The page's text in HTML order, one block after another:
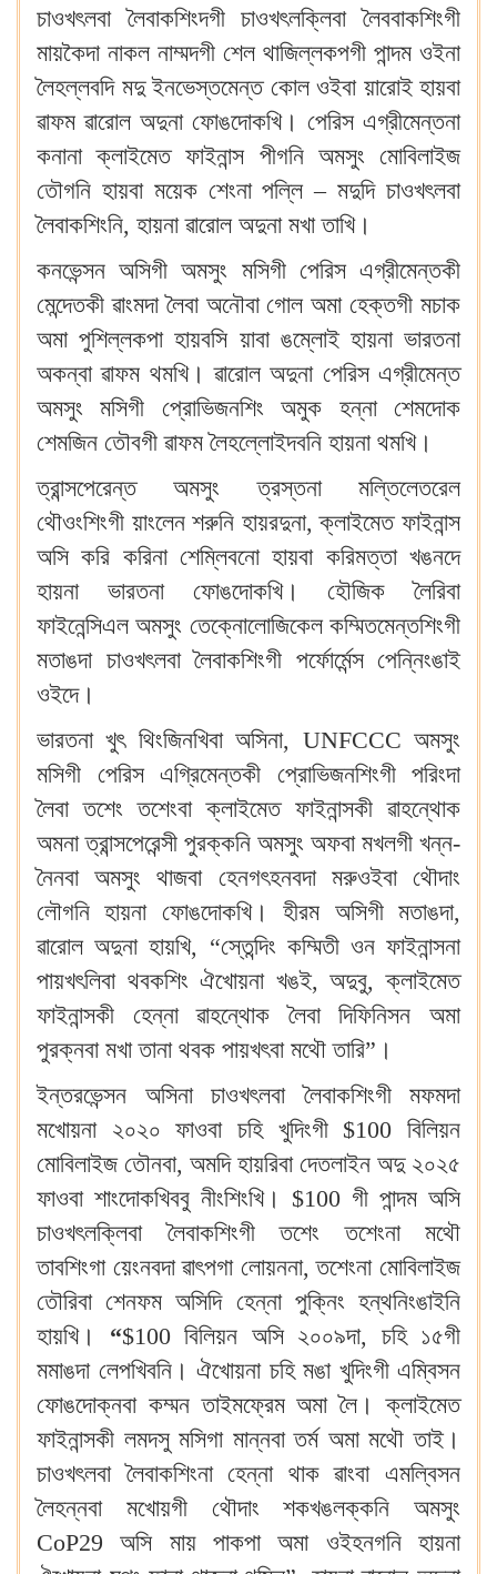
চাওখৎলবা লৈবাকশিংদগী চাওখৎলক্লিবা লৈববাকশিংগী
মায়কৈদা নাকল নাম্মদগী শেল থাজিল্লকপগী পান্দম ওইনা
লৈহল্লবদি মদু ইনভেস্তমেন্ত কোল ওইবা য়ারোই হায়বা
ৱাফম ৱারোল অদুনা ফোঙদোকখি‍। পেরিস এগ্রীমেন্তনা
কনানা ক্লাইমেত ফাইনান্স পীগনি অমসুং মোবিলাইজ
তৌগনি হায়বা ময়েক শেংনা পল্লি – মদুদি চাওখৎলবা
লৈবাকশিংনি, হায়না ৱারোল অদুনা মখা তাখি‍।
কনভেন্সন অসিগী অমসুং মসিগী পেরিস এগ্রীমেন্তকী
মেন্দেতকী ৱাংমদা লৈবা অনৌবা গোল অমা হেক্তগী মচাক
অমা পুশিল্লকপা হায়বসি য়াবা ঙম্লোই হায়না ভারতনা
অকন্বা ৱাফম থমখি‍। ৱারোল অদুনা পেরিস এগ্রীমেন্ত
অমসুং মসিগী প্রোভিজনশিং অমুক হন্না শেমদোক
শেমজিন তৌবগী ৱাফম লৈহল্লোইদবনি হায়না থমখি‍।
ত্রান্সপেরেন্ত অমসুং ত্রস্তনা মল্তিলেতরেল
থৌওংশিংগী য়াংলেন শরুনি হায়রদুনা, ক্লাইমেত ফাইনান্স
অসি করি করিনা শেম্লিবনো হায়বা করিমত্তা খঙনদে
হায়না ভারতনা ফোঙদোকখি‍। হৌজিক লৈরিবা
ফাইনেন্সিএল অমসুং তেক্নোলোজিকেল কম্মিতমেন্তশিংগী
মতাঙদা চাওখৎলবা লৈবাকশিংগী পর্ফোর্মেন্স পেন্নিংঙাই
ওইদে‍।
ভারতনা খুৎ থিংজিনখিবা অসিনা, UNFCCC অমসুং
মসিগী পেরিস এগ্রিমেন্তকী প্রোভিজনশিংগী পরিংদা
লৈবা তশেং তশেংবা ক্লাইমেত ফাইনান্সকী ৱাহন্থোক
অমনা ত্রান্সপেরেন্সী পুরক্কনি অমসুং অফবা মখলগী খন্ন-
নৈনবা অমসুং থাজবা হেনগৎহনবদা মরুওইবা থৌদাং
লৌগনি হায়না ফোঙদোকখি‍। হীরম অসিগী মতাঙদা,
ৱারোল অদুনা হায়খি, “স্তেন্দিং কম্মিতী ওন ফাইনান্সনা
পায়খৎলিবা থবকশিং ঐখোয়না খঙই, অদুবু, ক্লাইমেত
ফাইনান্সকী হেন্না ৱাহন্থোক লৈবা দিফিনিসন অমা
পুরক্নবা মখা তানা থবক পায়খৎবা মথৌ তারি”‍।
ইন্তরভেন্সন অসিনা চাওখৎলবা লৈবাকশিংগী মফমদা
মখোয়না ২০২০ ফাওবা চহি খুদিংগী $100 বিলিয়ন
মোবিলাইজ তৌনবা, অমদি হায়রিবা দেতলাইন অদু ২০২৫
ফাওবা শাংদোকখিববু নীংশিংখি‍। $100 গী পান্দম অসি
চাওখৎলক্লিবা লৈবাকশিংগী তশেং তশেংনা মথৌ
তাবশিংগা য়েংনবদা ৱাৎপগা লোয়ননা, তশেংনা মোবিলাইজ
তৌরিবা শেনফম অসিদি হেন্না পুক্নিং হন্থনিংঙাইনি
হায়খি‍। “$100 বিলিয়ন অসি ২০০৯দা, চহি ১৫গী
মমাঙদা লেপখিবনি‍। ঐখোয়না চহি মঙা খুদিংগী এম্বিসন
ফোঙদোক্নবা কম্মন তাইমফ্রেম অমা লৈ‍। ক্লাইমেত
ফাইনান্সকী লমদসু মসিগা মান্নবা তর্ম অমা মথৌ তাই‍।
চাওখৎলবা লৈবাকশিংনা হেন্না থাক ৱাংবা এমল্বিসন
লৈহন্নবা মখোয়গী থৌদাং শকখঙলক্কনি অমসুং
CoP29 অসি মায় পাকপা অমা ওইহনগনি হায়না